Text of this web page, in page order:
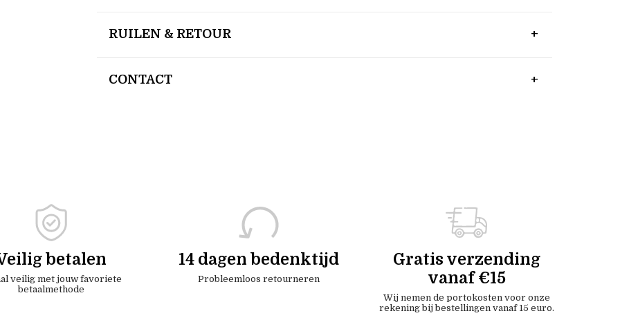
RUILEN & RETOUR
CONTACT
betalen
veilig met jouw favoriete
betaalmethode
14 dagen bedenktijd
Probleemloos retourneren
Gratis verzending
vanaf €15
Wij nemen de portokosten voor onze
rekening bij bestellingen vanaf 15 euro.